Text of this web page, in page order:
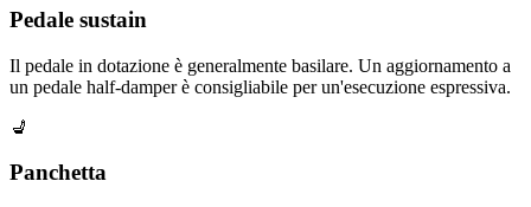
Pedale sustain
Il pedale in dotazione è generalmente basilare. Un aggiornamento a
un pedale half-damper è consigliabile per un'esecuzione espressiva.
💺
Panchetta